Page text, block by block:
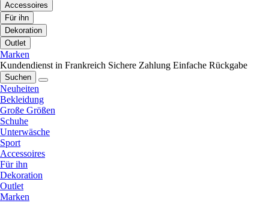
Accessoires
Für ihn
Dekoration
Outlet
Marken
Kundendienst in Frankreich Sichere Zahlung Einfache Rückgabe
Suchen
Neuheiten
Bekleidung
Große Größen
Schuhe
Unterwäsche
Sport
Accessoires
Für ihn
Dekoration
Outlet
Marken